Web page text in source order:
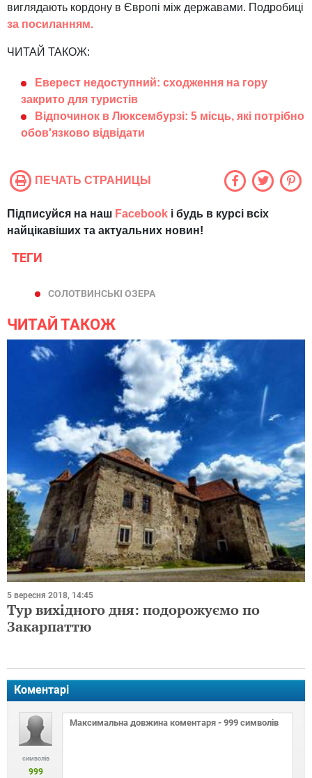
виглядають кордону в Європі між державами. Подробиці
за посиланням.
ЧИТАЙ ТАКОЖ:
Еверест недоступний: сходження на гору
закрито для туристів
Відпочинок в Люксембурзі: 5 місць, які потрібно
обов'язково відвідати
ПЕЧАТЬ СТРАНИЦЫ
Підписуйся на наш Facebook і будь в курсі всіх
найцікавіших та актуальних новин!
ТЕГИ
СОЛОТВИНСЬКІ ОЗЕРА
ЧИТАЙ ТАКОЖ
5 вересня 2018, 14:45
Тур вихідного дня: подорожуємо по
Закарпаттю
Коментарі
символів
999